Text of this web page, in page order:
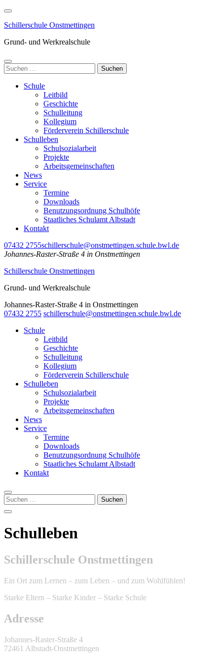
Zum
springen
drücken)
Schillerschule Onstmettingen
Grund- und Werkrealschule
Suchen
nach:
Schule
Leitbild
Geschichte
Schulleitung
Kollegium
Förderverein Schillerschule
Schulleben
Schulsozialarbeit
Projekte
Arbeitsgemeinschaften
News
Service
Termine
Downloads
Benutzungsordnung Schulhöfe
Staatliches Schulamt Albstadt
Kontakt
07432 2755schillerschule@onstmettingen.schule.bwl.de
Johannes-Raster-Straße 4 in Onstmettingen
Schillerschule Onstmettingen
Grund- und Werkrealschule
Johannes-Raster-Straße 4 in Onstmettingen
07432 2755 schillerschule@onstmettingen.schule.bwl.de
Schule
Leitbild
Geschichte
Schulleitung
Kollegium
Förderverein Schillerschule
Schulleben
Schulsozialarbeit
Projekte
Arbeitsgemeinschaften
News
Service
Termine
Downloads
Benutzungsordnung Schulhöfe
Staatliches Schulamt Albstadt
Kontakt
Suchen
nach:
Schulleben
Schillerschule Onstmettingen
Ein Ort zum Lernen – zum Leben – und zum Wohlfühlen!
Starke Eltern – Starke Kinder – Starke Schule
Adresse
Johannes-Raster-Straße 4
72461 Albstadt-Onstmettingen